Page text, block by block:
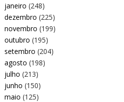
janeiro (248)
dezembro (225)
novembro (199)
outubro (195)
setembro (204)
agosto (198)
julho (213)
junho (150)
maio (125)